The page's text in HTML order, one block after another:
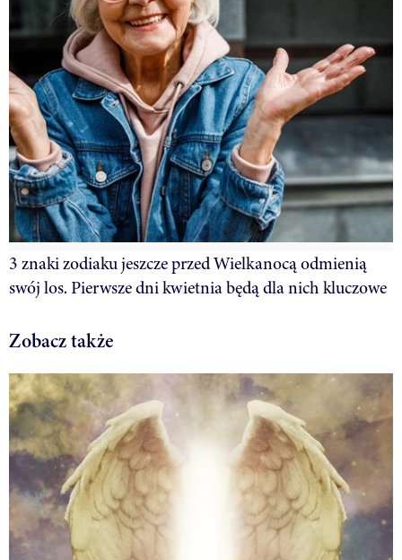
3 znaki zodiaku jeszcze przed Wielkanocą odmienią
swój los. Pierwsze dni kwietnia będą dla nich kluczowe
Zobacz także